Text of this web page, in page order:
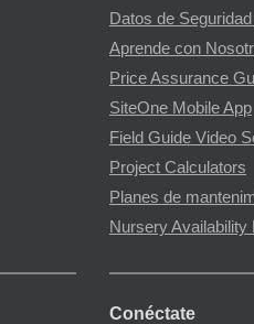
Datos de
Aprende con
Price Assurance
SiteOne Mobile App
Field Guide Video
Project Calculators
Planes de
Nursery Availability
Conéctate